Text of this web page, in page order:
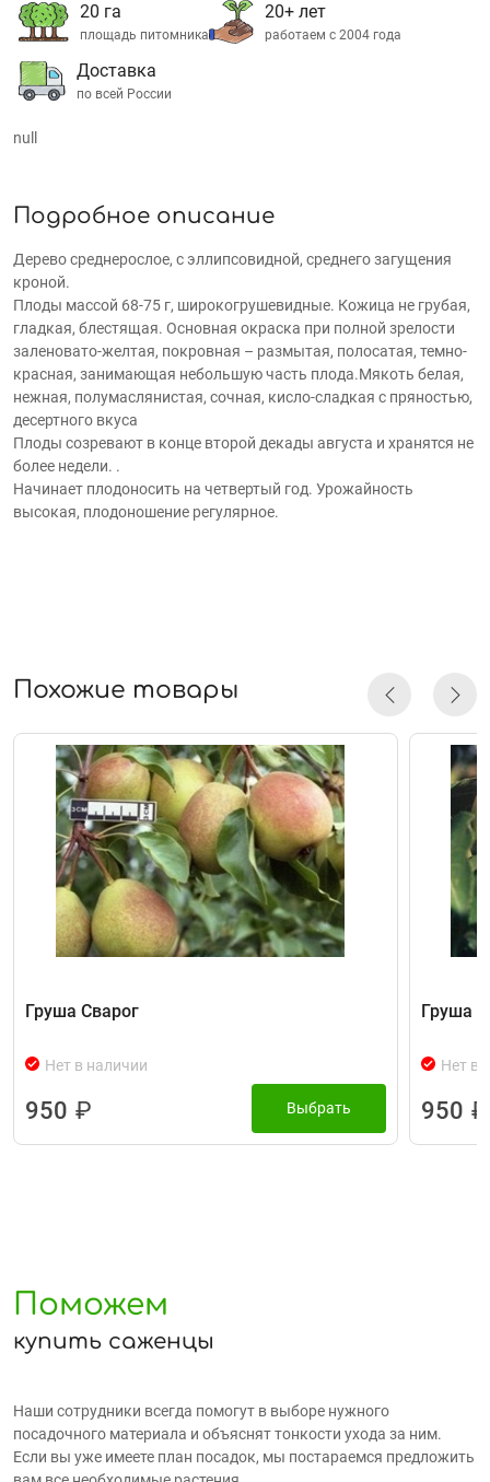
20 га
площадь питомника
20+ лет
работаем с 2004 года
Доставка
по всей России
null
Подробное описание
Дерево среднерослое, с эллипсовидной, среднего загущения
кроной.
Плоды массой 68-75 г, широкогрушевидные. Кожица не грубая,
гладкая, блестящая. Основная окраска при полной зрелости
заленовато-желтая, покровная – размытая, полосатая, темно-
красная, занимающая небольшую часть плода.Мякоть белая,
нежная, полумаслянистая, сочная, кисло-сладкая с пряностью,
десертного вкуса
Плоды созревают в конце второй декады августа и хранятся не
более недели. .
Начинает плодоносить на четвертый год. Урожайность
высокая, плодоношение регулярное.
Похожие товары
Груша Сварог
Нет в наличии
950 ₽ Выбрать
Груша
Нет в
950 ₽
Поможем
купить саженцы
Наши сотрудники всегда помогут в выборе нужного
посадочного материала и объяснят тонкости ухода за ним.
Если вы уже имеете план посадок, мы постараемся предложить